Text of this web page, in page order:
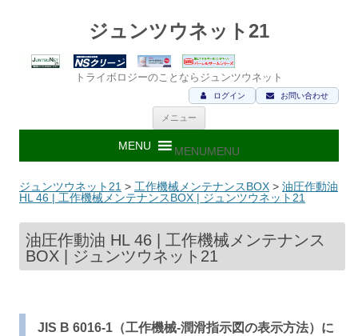
ジュンツウネット21
トライボロジーのことならジュンツウネット
お問い合わせ
ログイン
メニュー
ン
ツ
ス
キ
ッ
MENUMENU
ジュンツウネット21 > 工作機械メンテナンスBOX > 油圧作動油
HL 46 | 工作機械メンテナンスBOX | ジュンツウネット21
油圧作動油 HL 46 | 工作機械メンテナンス
BOX | ジュンツウネット21
JIS B 6016-1（工作機械-潤滑指示図の表示方法）に